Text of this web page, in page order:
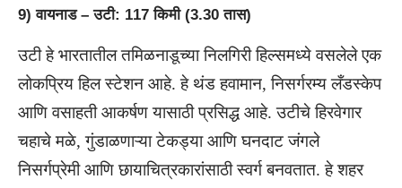
9) वायनाड – उटी: 117 किमी (3.30 तास)
उटी हे भारतातील तमिळनाडूच्या निलगिरी हिल्समध्ये वसलेले एक
लोकप्रिय हिल स्टेशन आहे. हे थंड हवामान, निसर्गरम्य लँडस्केप
आणि वसाहती आकर्षण यासाठी प्रसिद्ध आहे. उटीचे हिरवेगार
चहाचे मळे, गुंडाळणाऱ्या टेकड्या आणि घनदाट जंगले
निसर्गप्रेमी आणि छायाचित्रकारांसाठी स्वर्ग बनवतात. हे शहर